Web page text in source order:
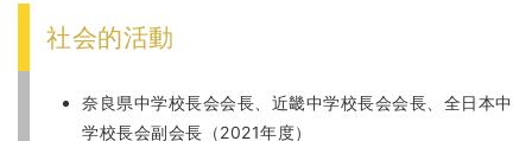
社会的活動
奈良県中学校長会会長、近畿中学校長会会長、全日本中
学校長会副会長（2021年度）